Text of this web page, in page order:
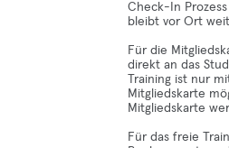
Check-In
bleibt vor Ort
Für die
direkt an das
Training ist nur
Mitgliedskarte
Mitgliedskarte
Für das freie